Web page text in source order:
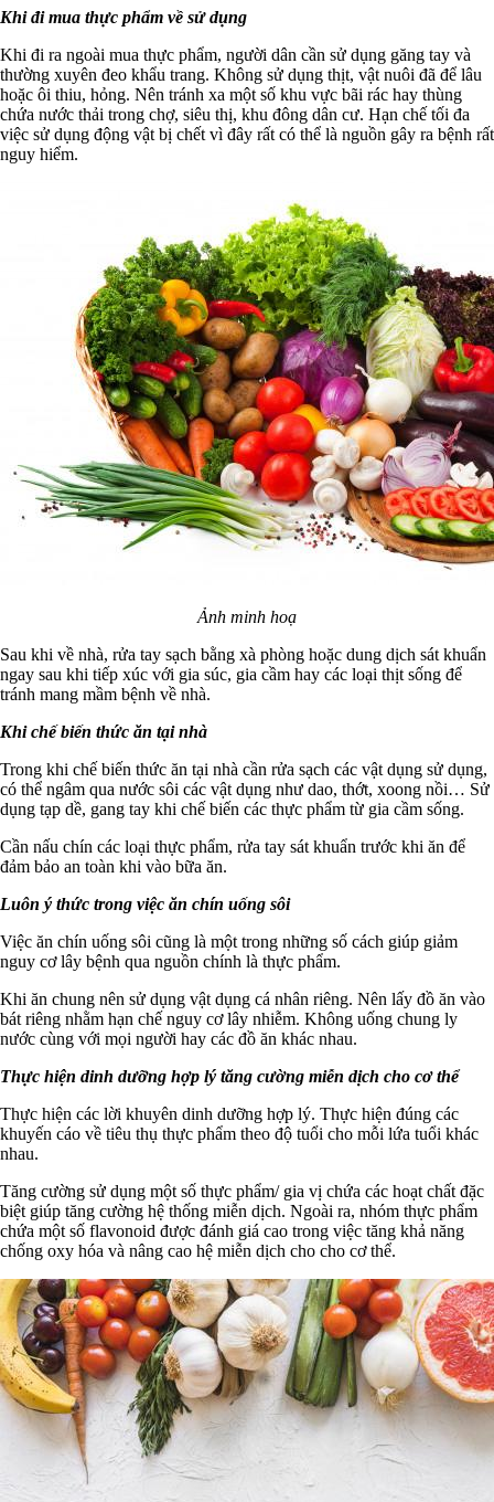
Khi đi mua thực phẩm về sử dụng
Khi đi ra ngoài mua thực phẩm, người dân cần sử dụng găng tay và
thường xuyên đeo khẩu trang. Không sử dụng thịt, vật nuôi đã để lâu
hoặc ôi thiu, hỏng. Nên tránh xa một số khu vực bãi rác hay thùng
chứa nước thải trong chợ, siêu thị, khu đông dân cư. Hạn chế tối đa
việc sử dụng động vật bị chết vì đây rất có thể là nguồn gây ra bệnh rất
nguy hiểm.
Ảnh minh hoạ
Sau khi về nhà, rửa tay sạch bằng xà phòng hoặc dung dịch sát khuẩn
ngay sau khi tiếp xúc với gia súc, gia cầm hay các loại thịt sống để
tránh mang mầm bệnh về nhà.
Khi chế biến thức ăn tại nhà
Trong khi chế biến thức ăn tại nhà cần rửa sạch các vật dụng sử dụng,
có thể ngâm qua nước sôi các vật dụng như dao, thớt, xoong nồi… Sử
dụng tạp dề, gang tay khi chế biến các thực phẩm từ gia cầm sống.
Cần nấu chín các loại thực phẩm, rửa tay sát khuẩn trước khi ăn để
đảm bảo an toàn khi vào bữa ăn.
Luôn ý thức trong việc ăn chín uống sôi
Việc ăn chín uống sôi cũng là một trong những số cách giúp giảm
nguy cơ lây bệnh qua nguồn chính là thực phẩm.
Khi ăn chung nên sử dụng vật dụng cá nhân riêng. Nên lấy đồ ăn vào
bát riêng nhằm hạn chế nguy cơ lây nhiễm. Không uống chung ly
nước cùng với mọi người hay các đồ ăn khác nhau.
Thực hiện dinh dưỡng hợp lý tăng cường miễn dịch cho cơ thể
Thực hiện các lời khuyên dinh dưỡng hợp lý. Thực hiện đúng các
khuyến cáo về tiêu thụ thực phẩm theo độ tuổi cho mỗi lứa tuổi khác
nhau.
Tăng cường sử dụng một số thực phẩm/ gia vị chứa các hoạt chất đặc
biệt giúp tăng cường hệ thống miễn dịch. Ngoài ra, nhóm thực phẩm
chứa một số flavonoid được đánh giá cao trong việc tăng khả năng
chống oxy hóa và nâng cao hệ miễn dịch cho cho cơ thể.